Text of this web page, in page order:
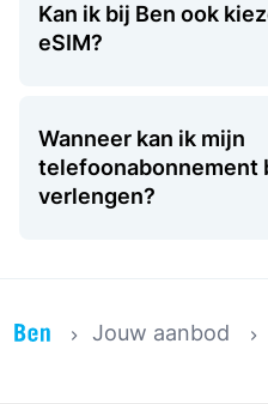
Kan ik bij Ben ook
eSIM?
Wanneer kan ik mijn
telefoonabonnement
verlengen?
Jouw aanbod